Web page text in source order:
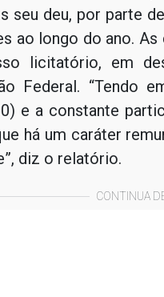
seu deu, por parte
ao longo do ano.
licitatório, em
Federal. “Tendo
e a constante
há um caráter
diz o relatório.
CONTINUA